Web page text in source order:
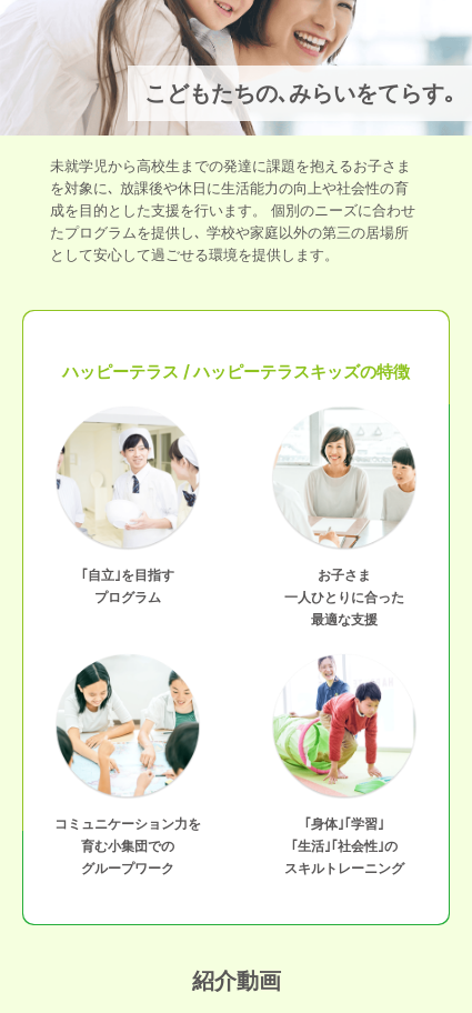
こどもたちの､みらいをてらす｡
未就学児から高校生までの発達に課題を抱えるお子さま
を対象に､ 放課後や休日に生活能力の向上や社会性の育
成を目的とした支援を行います。 個別のニーズに合わせ
たプログラムを提供し､ 学校や家庭以外の第三の居場所
として安心して過ごせる環境を提供します。
ハッピーテラス / ハッピーテラスキッズの特徴
｢自立｣を目指す
プログラム
お子さま
一人ひとりに合った
最適な支援
コミュニケーション力を
育む小集団での
グループワーク
｢身体｣｢学習｣
｢生活｣｢社会性｣の
スキルトレーニング
紹介動画